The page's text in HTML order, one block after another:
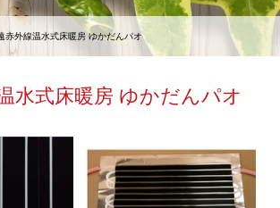
赤外線温水式床暖房 ゆかだんパオ
水式床暖房 ゆかだんパオ